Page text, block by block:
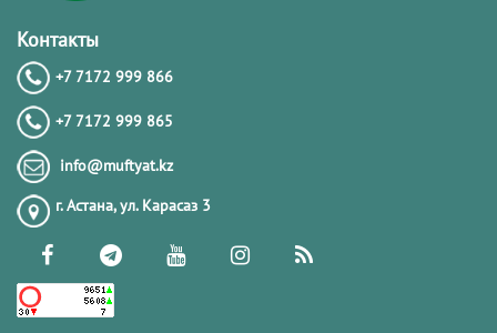
Контакты
+7 7172 999 866
+7 7172 999 865
info@muftyat.kz
г. Астана, ул. Карасаз 3